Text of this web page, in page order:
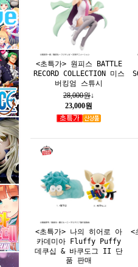
<초특가> 원피스 BATTLE
RECORD COLLECTION 미스
버킹엄 스튜시
28,000원↓
23,000원
<초특가> 나의 히어로 아
카데미아 Fluffy Puffy
데쿠십 & 바쿠도그 II 단
품 판매
<